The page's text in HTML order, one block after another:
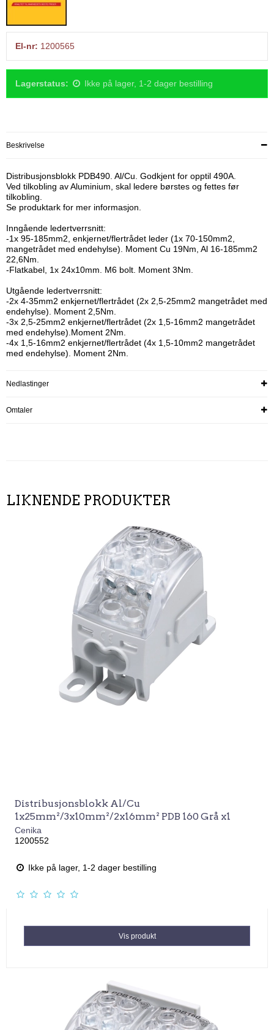
El-nr: 1200565
Lagerstatus: Ikke på lager, 1-2 dager bestilling
Beskrivelse
Distribusjonsblokk PDB490. Al/Cu. Godkjent for opptil 490A.
Ved tilkobling av Aluminium, skal ledere børstes og fettes før
tilkobling.
Se produktark for mer informasjon.
Inngående ledertverrsnitt:
-1x 95-185mm2, enkjernet/flertrådet leder (1x 70-150mm2,
mangetrådet med endehylse). Moment Cu 19Nm, Al 16-185mm2
22,6Nm.
-Flatkabel, 1x 24x10mm. M6 bolt. Moment 3Nm.
Utgående ledertverrsnitt:
-2x 4-35mm2 enkjernet/flertrådet (2x 2,5-25mm2 mangetrådet med
endehylse). Moment 2,5Nm.
-3x 2,5-25mm2 enkjernet/flertrådet (2x 1,5-16mm2 mangetrådet
med endehylse).Moment 2Nm.
-4x 1,5-16mm2 enkjernet/flertrådet (4x 1,5-10mm2 mangetrådet
med endehylse). Moment 2Nm.
Nedlastinger
Omtaler
LIKNENDE PRODUKTER
Distribusjonsblokk Al/Cu
1x25mm²/3x10mm²/2x16mm² PDB 160 Grå x1
Cenika
1200552
Ikke på lager, 1-2 dager bestilling
Vis produkt